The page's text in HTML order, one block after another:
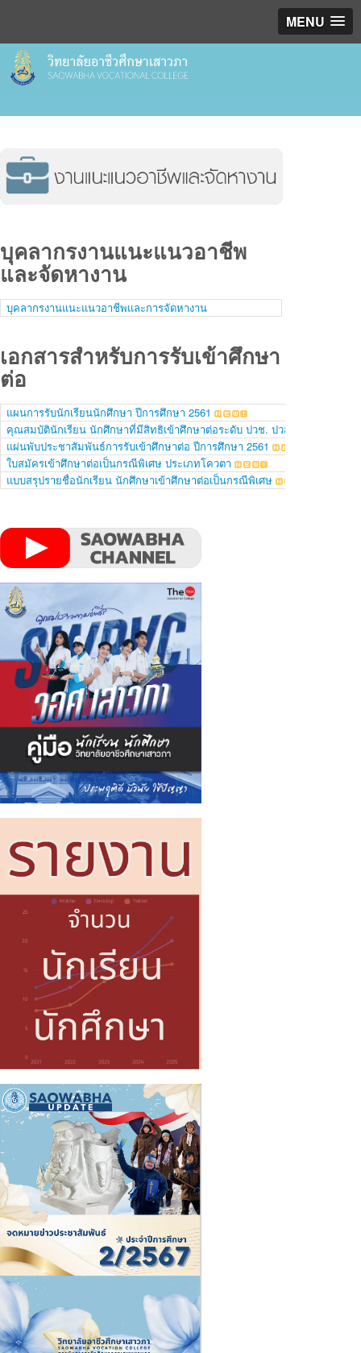
MENU
บุคลากรงานแนะแนวอาชีพ
และจัดหางาน
บุคลากรงานแนะแนวอาชีพและการจัดหางาน
เอกสารสำหรับการรับเข้าศึกษา
ต่อ
แผนการรับนักเรียนนักศึกษา ปีการศึกษา 2561
คุณสมบัตินักเรียน นักศึกษาที่มีสิทธิเข้าศึกษาต่อระดับ ปวช. ปวส.
แผ่นพับประชาสัมพันธ์การรับเข้าศึกษาต่อ ปีการศึกษา 2561
ใบสมัครเข้าศึกษาต่อเป็นกรณีพิเศษ ประเภทโควตา
แบบสรุปรายชื่อนักเรียน นักศึกษาเข้าศึกษาต่อเป็นกรณีพิเศษ